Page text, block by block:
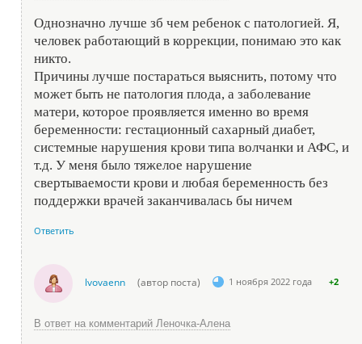
Однозначно лучше зб чем ребенок с патологией. Я,
человек работающий в коррекции, понимаю это как
никто.
Причины лучше постараться выяснить, потому что
может быть не патология плода, а заболевание
матери, которое проявляется именно во время
беременности: гестационный сахарный диабет,
системные нарушения крови типа волчанки и АФС, и
т.д. У меня было тяжелое нарушение
свертываемости крови и любая беременность без
поддержки врачей заканчивалась бы ничем
Ответить
lvovaenn (автор поста) 1 ноября 2022 года +2
В ответ на комментарий Леночка-Алена